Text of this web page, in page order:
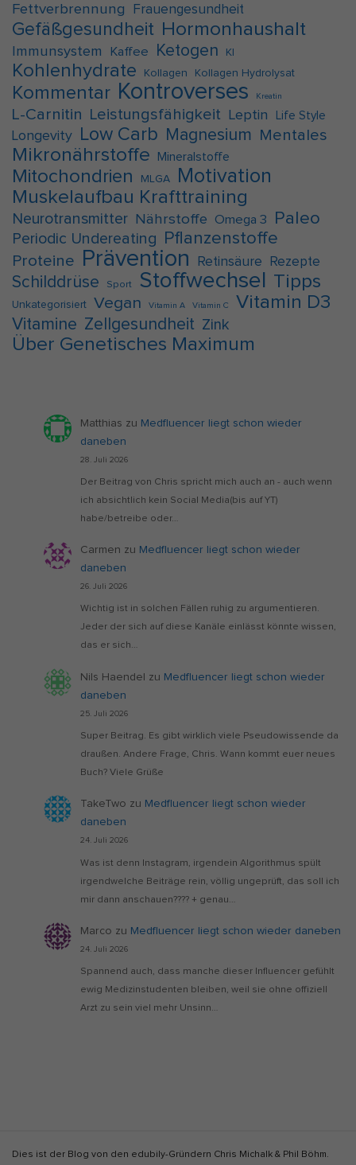
Fettverbrennung Frauengesundheit
Gefäßgesundheit Hormonhaushalt
Immunsystem Kaffee Ketogen KI
Kohlenhydrate Kollagen Kollagen Hydrolysat
Kommentar Kontroverses Kreatin
L-Carnitin Leistungsfähigkeit Leptin Life Style
Longevity Low Carb Magnesium Mentales
Mikronährstoffe Mineralstoffe
Mitochondrien MLGA Motivation
Muskelaufbau Krafttraining
Neurotransmitter Nährstoffe Omega 3 Paleo
Periodic Undereating Pflanzenstoffe
Proteine Prävention Retinsäure Rezepte
Schilddrüse Sport Stoffwechsel Tipps
Unkategorisiert Vegan Vitamin A Vitamin C Vitamin D3
Vitamine Zellgesundheit Zink
Über Genetisches Maximum
Matthias zu Medfluencer liegt schon wieder
daneben
28. Juli 2026
Der Beitrag von Chris spricht mich auch an - auch wenn
ich absichtlich kein Social Media(bis auf YT)
habe/betreibe oder…
Carmen zu Medfluencer liegt schon wieder
daneben
26. Juli 2026
Wichtig ist in solchen Fällen ruhig zu argumentieren.
Jeder der sich auf diese Kanäle einlässt könnte wissen,
das er sich…
Nils Haendel zu Medfluencer liegt schon wieder
daneben
25. Juli 2026
Super Beitrag. Es gibt wirklich viele Pseudowissende da
draußen. Andere Frage, Chris. Wann kommt euer neues
Buch? Viele Grüße
TakeTwo zu Medfluencer liegt schon wieder
daneben
24. Juli 2026
Was ist denn Instagram, irgendein Algorithmus spült
irgendwelche Beiträge rein, völlig ungeprüft, das soll ich
mir dann anschauen???? + genau…
Marco zu Medfluencer liegt schon wieder daneben
24. Juli 2026
Spannend auch, dass manche dieser Influencer gefühlt
ewig Medizinstudenten bleiben, weil sie ohne offiziell
Arzt zu sein viel mehr Unsinn…
Dies ist der Blog von den edubily-Gründern Chris Michalk & Phil Böhm.